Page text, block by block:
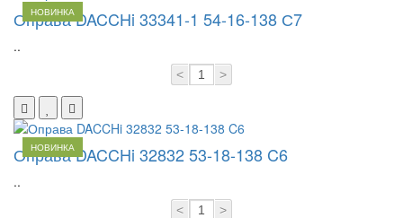
НОВИНКА
Оправа DACCHi 33341-1 54-16-138 С7
..
< >
НОВИНКА
Оправа DACCHi 32832 53-18-138 C6
..
< >